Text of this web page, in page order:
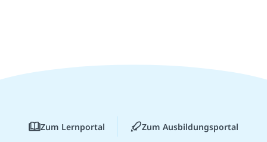
Zum Lernportal Zum Ausbildungsportal